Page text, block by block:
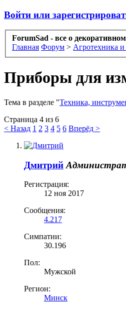
Войти или
ForumSad - все о
Главная Форум > Агротехника и
Приборы для
Тема в разделе "Техника,
Страница 4 из 6
< Назад 1 2 3 4 5 6 Вперёд >
Дмитрий
Регистрация:
12 ноя 2017
Сообщения:
4.217
Симпатии:
30.196
Пол:
Мужской
Регион:
Минск